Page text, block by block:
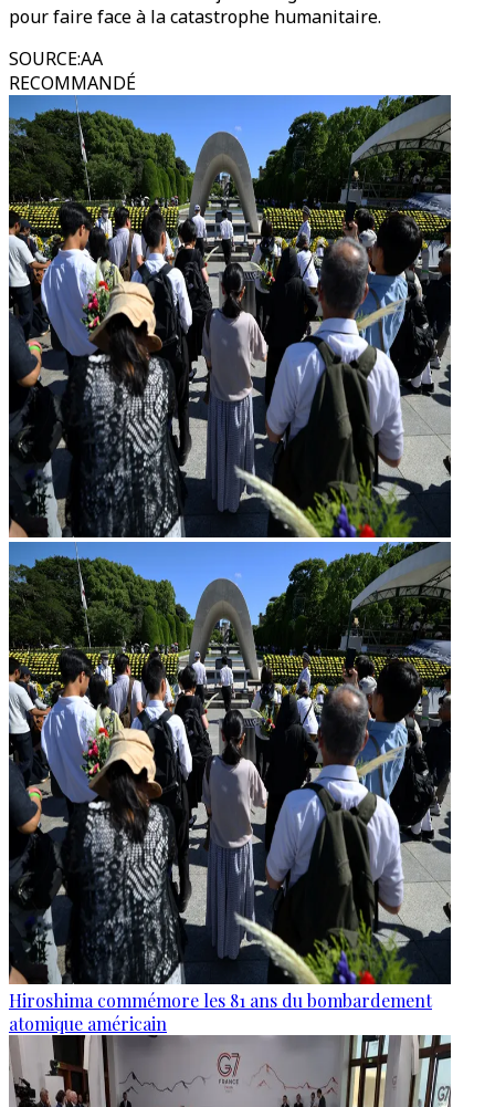
pour faire face à la catastrophe humanitaire.
SOURCE:AA
RECOMMANDÉ
Hiroshima commémore les 81 ans du bombardement
atomique américain